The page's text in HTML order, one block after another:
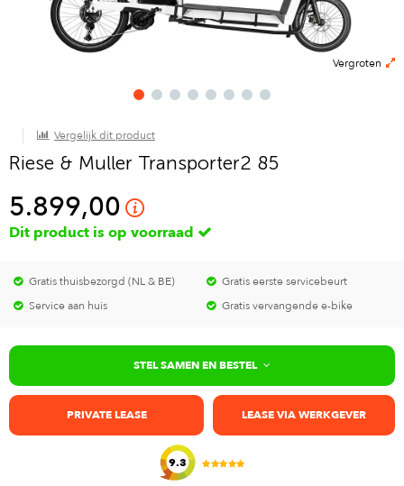
Vergroten
Vergelijk dit product
Riese & Muller Transporter2 85
5.899,00
Dit product is op voorraad
Gratis thuisbezorgd (NL & BE)
Gratis eerste servicebeurt
Service aan huis
Gratis vervangende e-bike
STEL SAMEN EN BESTEL
PRIVATE LEASE LEASE VIA WERKGEVER
9.3